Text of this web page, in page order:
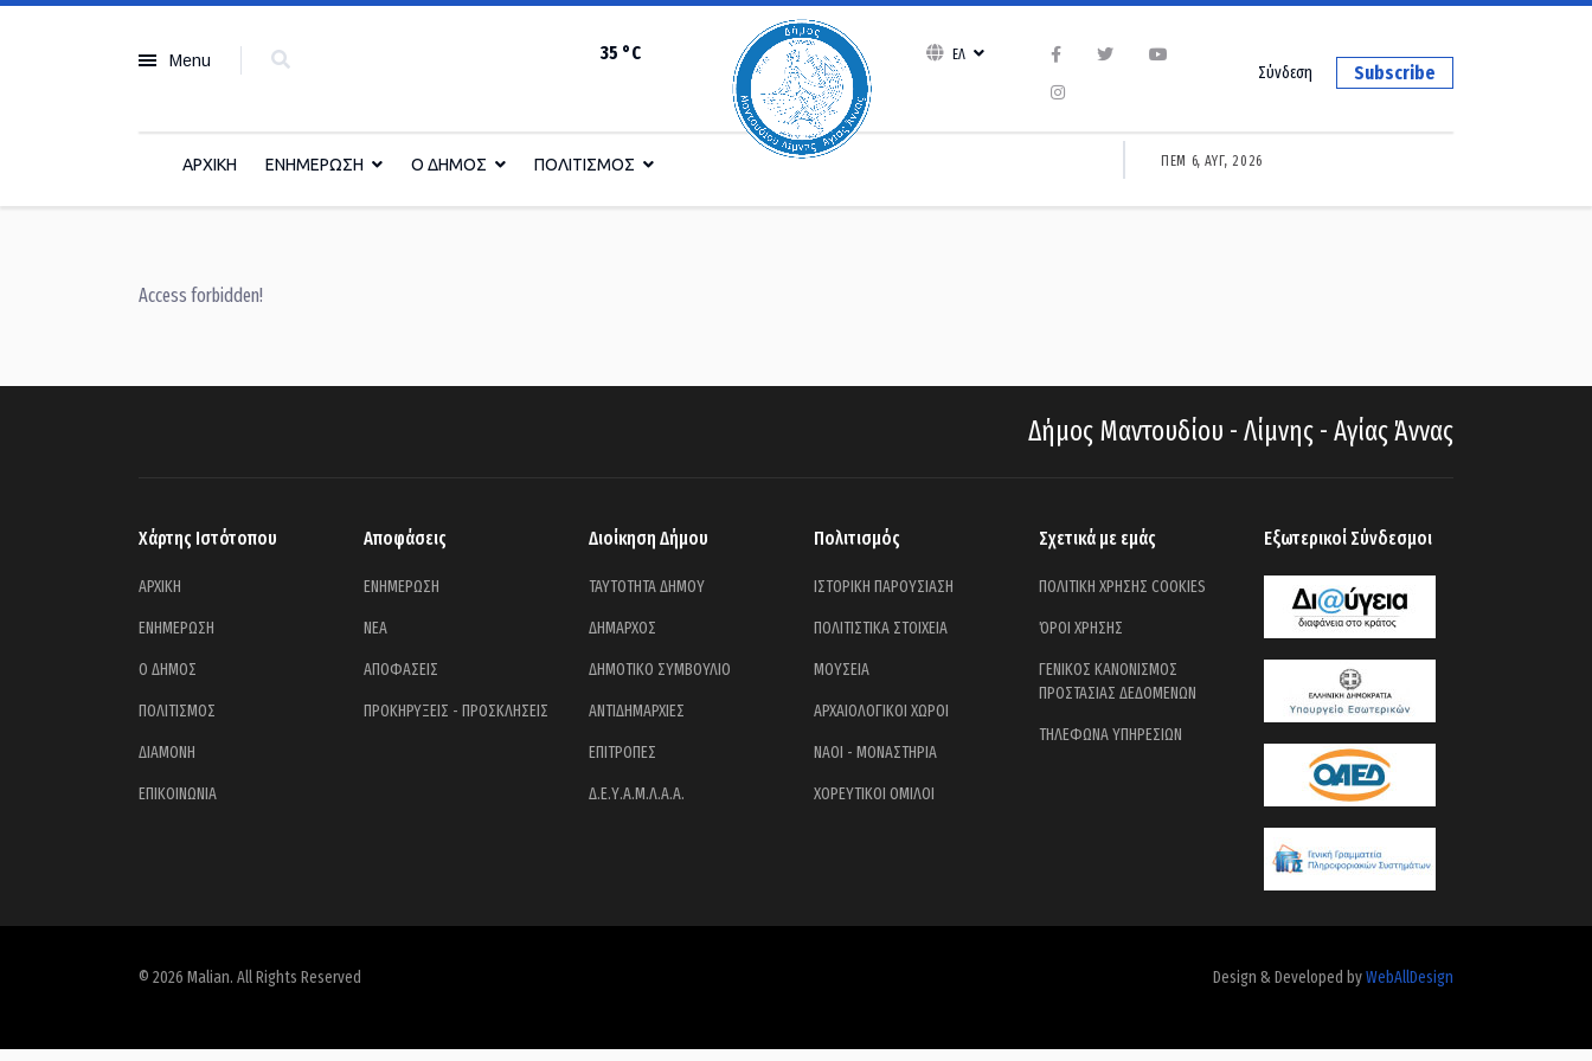
Menu 35 °C ΕΛ
Subscribe
Σύνδεση
ΑΡΧΙΚΗ ΕΝΗΜΕΡΩΣΗ Ο ΔΗΜΟΣ ΠΟΛΙΤΙΣΜΟΣ ΠΕΜ 6, ΑΥΓ, 2026
Access forbidden!
Δήμος Μαντουδίου - Λίμνης - Αγίας Άννας
Χάρτης Ιστότοπου
ΑΡΧΙΚΗ
ΕΝΗΜΕΡΩΣΗ
Ο ΔΗΜΟΣ
ΠΟΛΙΤΙΣΜΟΣ
ΔΙΑΜΟΝΗ
ΕΠΙΚΟΙΝΩΝΙΑ
Αποφάσεις
ΕΝΗΜΕΡΩΣΗ
ΝΕΑ
ΑΠΟΦΑΣΕΙΣ
ΠΡΟΚΗΡΥΞΕΙΣ - ΠΡΟΣΚΛΗΣΕΙΣ
Διοίκηση Δήμου
ΤΑΥΤΟΤΗΤΑ ΔΗΜΟΥ
ΔΗΜΑΡΧΟΣ
ΔΗΜΟΤΙΚΟ ΣΥΜΒΟΥΛΙΟ
ΑΝΤΙΔΗΜΑΡΧΙΕΣ
ΕΠΙΤΡΟΠΕΣ
Δ.Ε.Υ.Α.Μ.Λ.Α.Α.
Πολιτισμός
ΙΣΤΟΡΙΚΗ ΠΑΡΟΥΣΙΑΣΗ
ΠΟΛΙΤΙΣΤΙΚΑ ΣΤΟΙΧΕΙΑ
ΜΟΥΣΕΙΑ
ΑΡΧΑΙΟΛΟΓΙΚΟΙ ΧΩΡΟΙ
ΝΑΟΙ - ΜΟΝΑΣΤΗΡΙΑ
ΧΟΡΕΥΤΙΚΟΙ ΟΜΙΛΟΙ
Σχετικά με εμάς
ΠΟΛΙΤΙΚΗ ΧΡΗΣΗΣ COOKIES
ΌΡΟΙ ΧΡΗΣΗΣ
ΓΕΝΙΚΟΣ ΚΑΝΟΝΙΣΜΟΣ
ΠΡΟΣΤΑΣΙΑΣ ΔΕΔΟΜΕΝΩΝ
ΤΗΛΕΦΩΝΑ ΥΠΗΡΕΣΙΩΝ
Εξωτερικοί Σύνδεσμοι
© 2026 Malian. All Rights Reserved Design & Developed byWebAllDesign